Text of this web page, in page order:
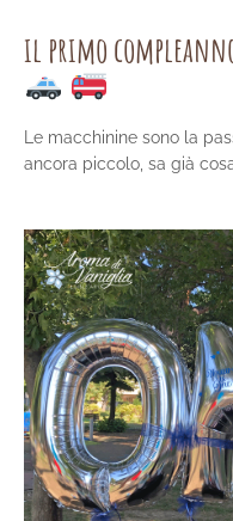
il primo
Le macchinine sono la
ancora piccolo, sa già